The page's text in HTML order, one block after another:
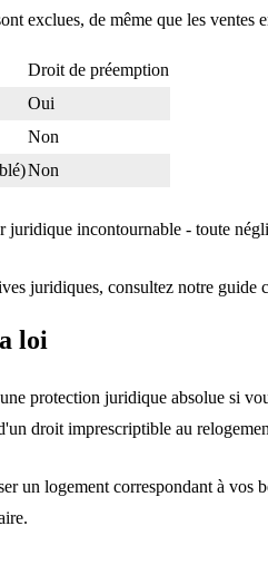
exclues, de même que les ventes
Droit de préemption
Oui
Non
Non
juridique incontournable - toute
juridiques, consultez notre guide
loi
protection juridique absolue si
droit imprescriptible au
un logement correspondant à vos
.